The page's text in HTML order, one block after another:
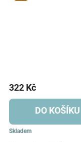
Skladem
322 Kč
DO KOŠÍKU